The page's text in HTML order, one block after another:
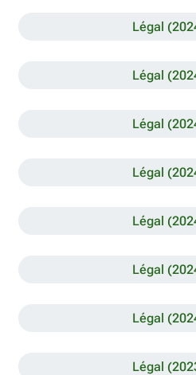
Légal
Légal
Légal
Légal
Légal
Légal
Légal
Légal